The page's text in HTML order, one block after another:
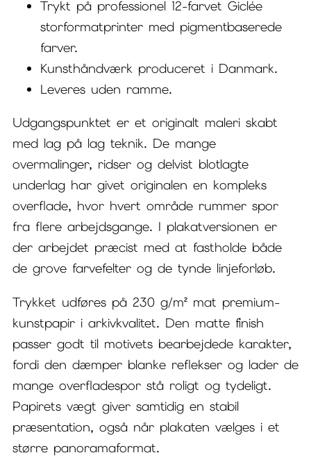
Trykt på professionel 12-farvet Giclée
storformatprinter med pigmentbaserede
farver.
Kunsthåndværk produceret i Danmark.
Leveres uden ramme.
Udgangspunktet er et originalt maleri skabt
med lag på lag teknik. De mange
overmalinger, ridser og delvist blotlagte
underlag har givet originalen en kompleks
overflade, hvor hvert område rummer spor
fra flere arbejdsgange. I plakatversionen er
der arbejdet præcist med at fastholde både
de grove farvefelter og de tynde linjeforløb.
Trykket udføres på 230 g/m² mat premium-
kunstpapir i arkivkvalitet. Den matte finish
passer godt til motivets bearbejdede karakter,
fordi den dæmper blanke reflekser og lader de
mange overfladespor stå roligt og tydeligt.
Papirets vægt giver samtidig en stabil
præsentation, også når plakaten vælges i et
større panoramaformat.